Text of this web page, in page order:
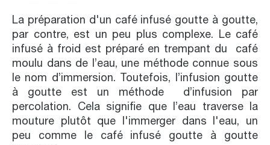
La préparation d'un café infusé goutte à goutte,
par contre, est un peu plus complexe. Le café
infusé à froid est préparé en trempant du café
moulu dans de l’eau, une méthode connue sous
le nom d’immersion. Toutefois, l’infusion goutte
à goutte est un méthode d’infusion par
percolation. Cela signifie que l’eau traverse la
mouture plutôt que l'immerger dans l'eau, un
peu comme le café infusé goutte à goutte